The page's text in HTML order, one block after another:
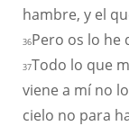
hambre, y el
36Pero os lo he
37Todo lo que
viene a mí no
cielo no para